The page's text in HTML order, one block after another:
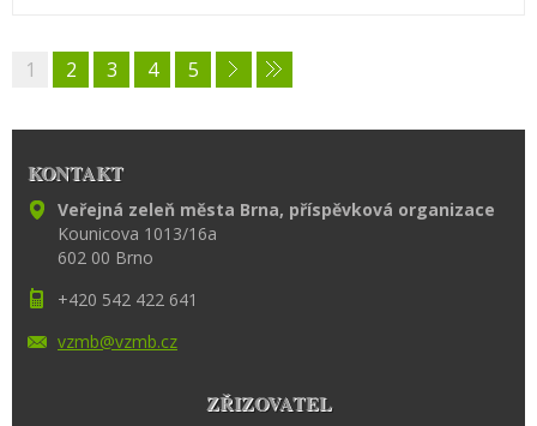
1 2 3 4 5
KONTAKT
Veřejná zeleň města Brna, příspěvková organizace
Kounicova 1013/16a
602 00 Brno
+420 542 422 641
vzmb@vzmb.cz
ZŘIZOVATEL